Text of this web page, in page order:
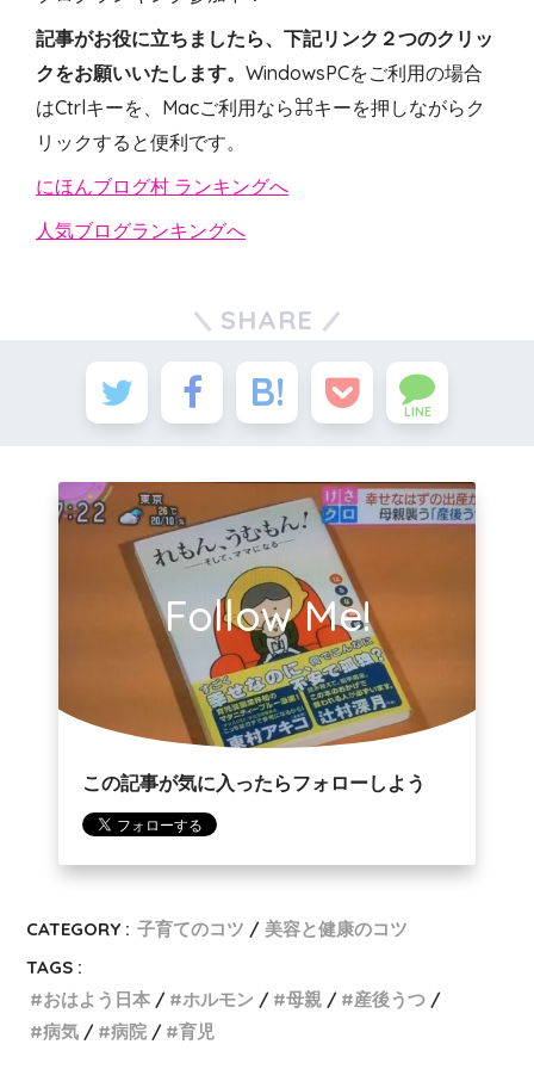
記事がお役に立ちましたら、下記リンク２つのクリッ
クをお願いいたします。 WindowsPCをご利用の場合
はCtrlキーを、Macご利用なら⌘キーを押しながらク
リックすると便利です。
にほんブログ村 ランキングへ
人気ブログランキングへ
SHARE
LINE
Follow Me!
この記事が気に入ったらフォローしよう
CATEGORY : 子育てのコツ
美容と健康のコツ
TAGS :
おはよう日本
ホルモン 母親
産後うつ
病気
病院 育児